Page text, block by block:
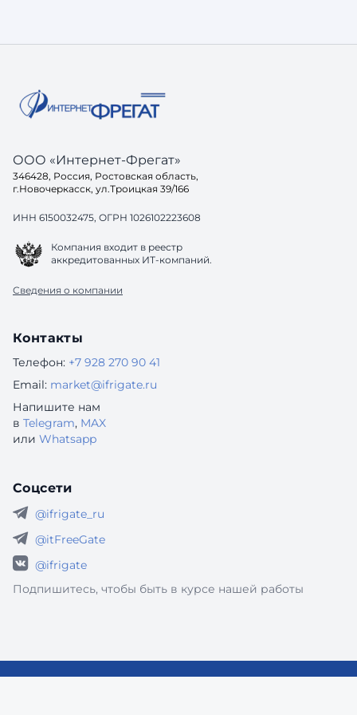
что этот ресурс появился не вчера.
ООО «Интернет-Фрегат»
346428, Россия, Ростовская область,
г.Новочеркасск, ул.Троицкая 39/166
ИНН 6150032475, ОГРН 1026102223608
Компания входит в реестр
аккредитованных ИТ-компаний.
Сведения о компании
Контакты
Телефон: +7 928 270 90 41
Email: market@ifrigate.ru
Напишите нам
в Telegram, MAX
или Whatsapp
Соцсети
@ifrigate_ru
@itFreeGate
@ifrigate
Подпишитесь, чтобы быть в курсе нашей работы